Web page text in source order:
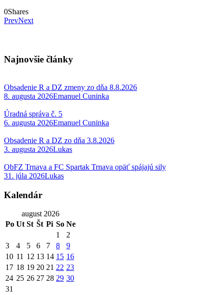
0Shares
PrevNext
Najnovšie články
Obsadenie R a DZ zmeny zo dňa 8.8.2026
8. augusta 2026Emanuel Cuninka
Úradná správa č. 5
6. augusta 2026Emanuel Cuninka
Obsadenie R a DZ zo dňa 3.8.2026
3. augusta 2026Lukas
ObFZ Trnava a FC Spartak Trnava opäť spájajú sily
31. júla 2026Lukas
Kalendár
august 2026
Po Ut St Št Pi So Ne
1
2
3
4 5 6 7 8
9
10 11 12 13 14 15 16
17 18 19 20 21 22 23
24 25 26 27 28 29 30
31